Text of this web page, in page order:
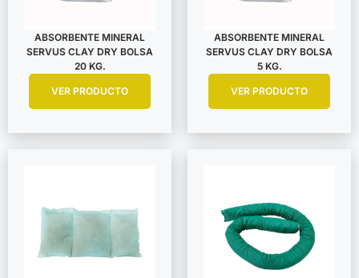
ABSORBENTE MINERAL
SERVUS CLAY DRY BOLSA
20 KG.
VER PRODUCTO
ABSORBENTE MINERAL
SERVUS CLAY DRY BOLSA
5 KG.
VER PRODUCTO